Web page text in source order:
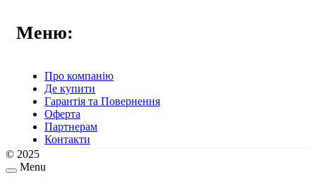
Меню:
Про компанію
Де купити
Гарантія та Повернення
Оферта
Партнерам
Контакти
© 2025
Menu